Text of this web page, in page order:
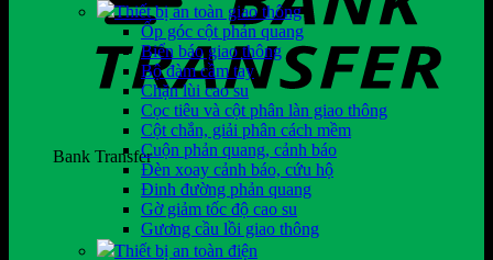
Bank Transfer
Thiết bị an toàn giao thông
Ốp góc cột phản quang
Biển báo giao thông
Bộ đàm cầm tay
Chặn lùi cao su
Cọc tiêu và cột phân làn giao thông
Cột chắn, giải phân cách mềm
Cuộn phản quang, cảnh báo
Đèn xoay cảnh báo, cứu hộ
Đinh đường phản quang
Gờ giảm tốc độ cao su
Gương cầu lồi giao thông
Thiết bị an toàn điện